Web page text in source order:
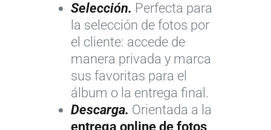
Selección. Perfecta para
la selección de fotos por
el cliente: accede de
manera privada y marca
sus favoritas para el
álbum o la entrega final.
Descarga. Orientada a la
entrega online de fotos